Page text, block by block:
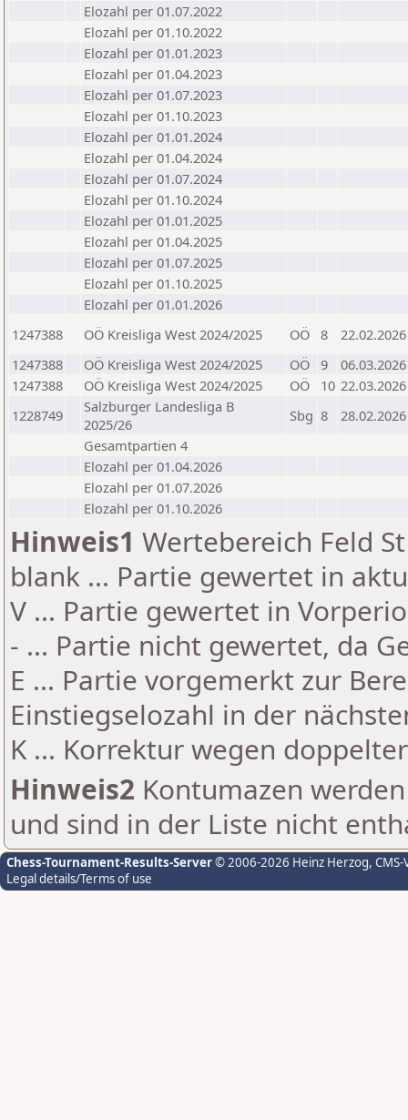
Elozahl per 01.07.2022
Elozahl per 01.10.2022
Elozahl per 01.01.2023
Elozahl per 01.04.2023
Elozahl per 01.07.2023
Elozahl per 01.10.2023
Elozahl per 01.01.2024
Elozahl per 01.04.2024
Elozahl per 01.07.2024
Elozahl per 01.10.2024
Elozahl per 01.01.2025
Elozahl per 01.04.2025
Elozahl per 01.07.2025
Elozahl per 01.10.2025
Elozahl per 01.01.2026
1247388
OÖ Kreisliga West 2024/2025 OÖ 8
22.02.2026
1247388
OÖ Kreisliga West 2024/2025 OÖ 9
06.03.2026
1247388
OÖ Kreisliga West 2024/2025 OÖ 10 22.03.2026
1228749
Salzburger Landesliga B
2025/26
Sbg 8
28.02.2026
Gesamtpartien 4
Elozahl per 01.04.2026
Elozahl per 01.07.2026
Elozahl per 01.10.2026
Hinweis1 Wertebereich Feld
blank ... Partie gewertet in
V ... Partie gewertet in
- ... Partie nicht gewertet, da
E ... Partie vorgemerkt zur
Einstiegselozahl in der
K ... Korrektur wegen
Hinweis2 Kontumazen
und sind in der Liste nicht
Chess-Tournament-Results-Server© 2006-2026 Heinz Herzog,
Legal details/Terms of use